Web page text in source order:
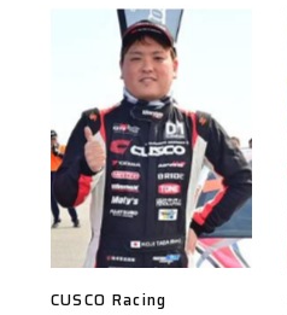
CUSCO Racing